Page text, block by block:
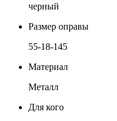
черный
Размер оправы
55-18-145
Материал
Металл
Для кого